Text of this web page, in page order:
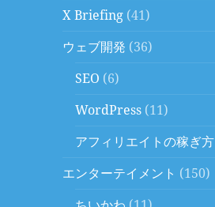
X Briefing (41)
ウェブ開発 (36)
SEO (6)
WordPress (11)
アフィリエイトの稼ぎ方
エンターテイメント (150)